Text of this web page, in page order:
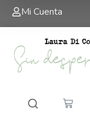
Mi Cuenta